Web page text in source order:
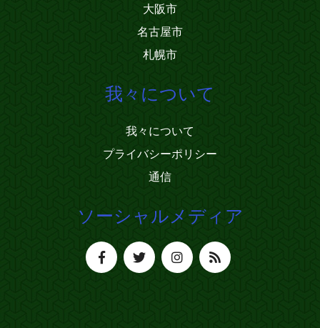
大阪市
名古屋市
札幌市
我々について
我々について
プライバシーポリシー
通信
ソーシャルメディア